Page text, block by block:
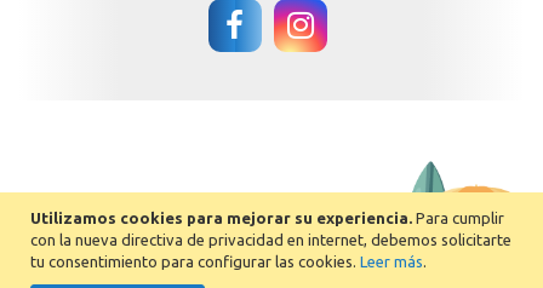
Utilizamos cookies para mejorar su experiencia. Para cumplir
con la nueva directiva de privacidad en internet, debemos solicitarte
tu consentimiento para configurar las cookies. Leer más.